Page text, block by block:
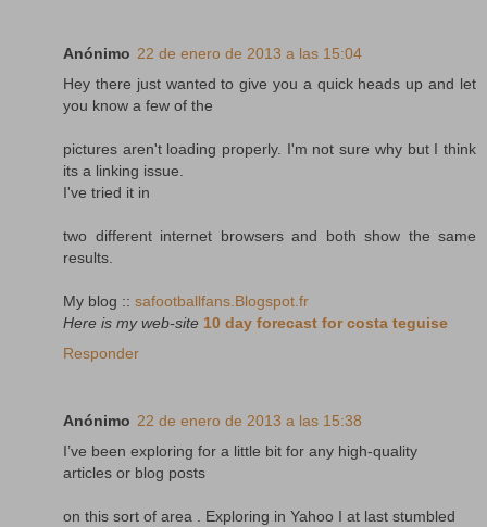
Anónimo 22 de enero de 2013 a las 15:04
Hey there just wanted to give you a quick heads up and let
you know a few of the
pictures aren't loading properly. I'm not sure why but I think
its a linking issue.
I've tried it in
two different internet browsers and both show the same
results.
My blog :: safootballfans.Blogspot.fr
Here is my web-site 10 day forecast for costa teguise
Responder
Anónimo 22 de enero de 2013 a las 15:38
I’ve been exploring for a little bit for any high-quality
articles or blog posts
on this sort of area . Exploring in Yahoo I at last stumbled